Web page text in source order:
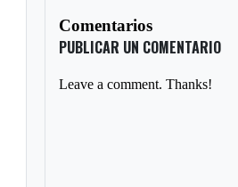
Comentarios
PUBLICAR UN COMENTARIO
Leave a comment. Thanks!